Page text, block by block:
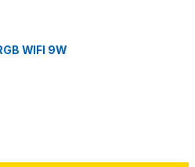
WIFI 9W